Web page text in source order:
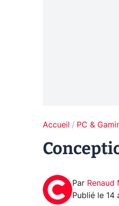
Accueil PC &
Par Renaud
Publié le 14